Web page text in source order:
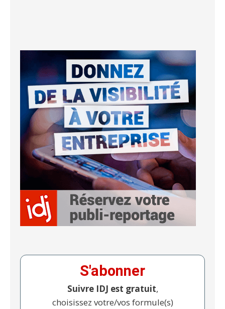
S'abonner
Suivre IDJ est gratuit,
choisissez votre/vos formule(s)